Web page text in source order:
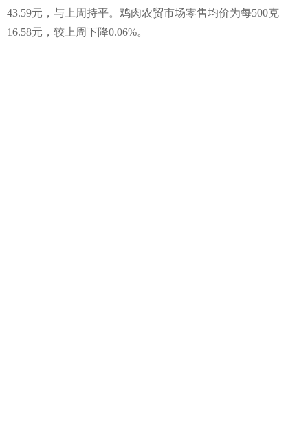
43.59元，与上周持平。鸡肉农贸市场零售均价为每500克
16.58元，较上周下降0.06%。